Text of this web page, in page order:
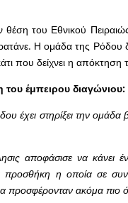
θέση του Εθνικού
Η ομάδα της Ρόδου
που δείχνει η
έμπειρου διαγώνιου:
έχει στηρίξει την ομάδα
αποφάσισε να κάνει
προσθήκη η οποία σε
προσφέρονταν ακόμα πιο